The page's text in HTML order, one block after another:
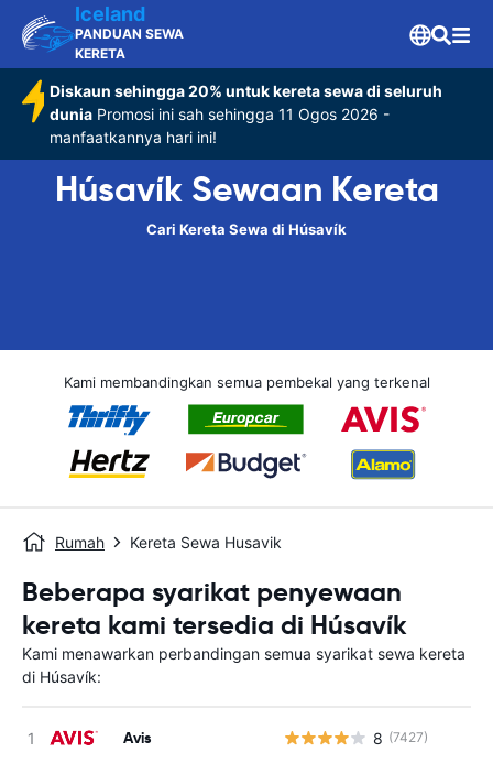
Iceland
PANDUAN SEWA
KERETA
Diskaun sehingga 20% untuk kereta sewa di seluruh
dunia Promosi ini sah sehingga 11 Ogos 2026 -
manfaatkannya hari ini!
Húsavík Sewaan Kereta
Cari Kereta Sewa di Húsavík
Kami membandingkan semua pembekal yang terkenal
Rumah Kereta Sewa Husavik
Beberapa syarikat penyewaan
kereta kami tersedia di Húsavík
Kami menawarkan perbandingan semua syarikat sewa kereta
di Húsavík:
Avis 8 (7427)